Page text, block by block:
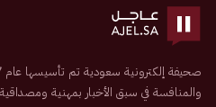
والمنافسة في سبق الأخبار بمهنية